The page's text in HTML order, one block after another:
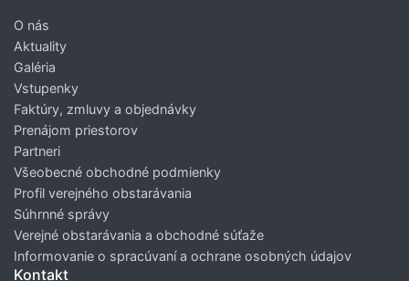
O nás
Aktuality
Galéria
Vstupenky
Faktúry, zmluvy a objednávky
Prenájom priestorov
Partneri
Všeobecné obchodné podmienky
Profil verejného obstarávania
Súhrnné správy
Verejné obstarávania a obchodné súťaže
Informovanie o spracúvaní a ochrane osobných údajov
Kontakt